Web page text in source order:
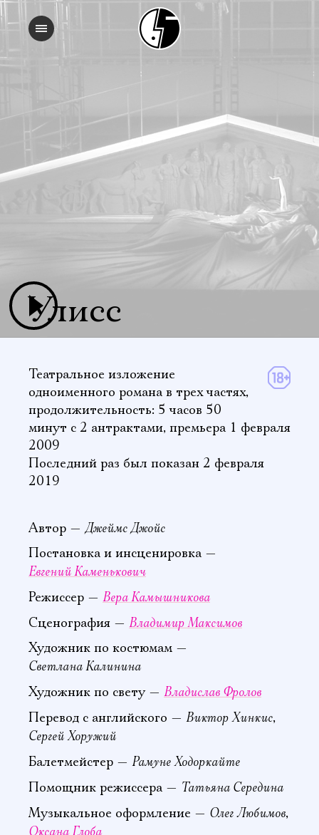
Улисс
Театральное изложение
одноименного романа в трех частях,
продолжительность: 5 часов 50
минут с 2 антрактами, премьера 1 февраля
2009
Последний раз был показан 2 февраля
2019
Автор — Джеймс Джойс
Постановка и инсценировка —
Евгений Каменькович
Режиссер — Вера Камышникова
Сценография — Владимир Максимов
Художник по костюмам —
Светлана Калинина
Художник по свету — Владислав Фролов
Перевод с английского — Виктор Хинкис,
Сергей Хоружий
Балетмейстер — Рамуне Ходоркайте
Помощник режиссера — Татьяна Середина
Музыкальное оформление — Олег Любимов,